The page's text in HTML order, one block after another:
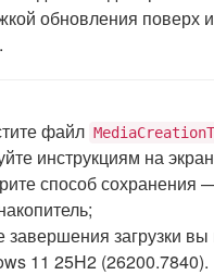
обновления поверх
файл
инструкциям на
способ сохранения
завершения загрузки вы
11 25H2 (26200.7840).